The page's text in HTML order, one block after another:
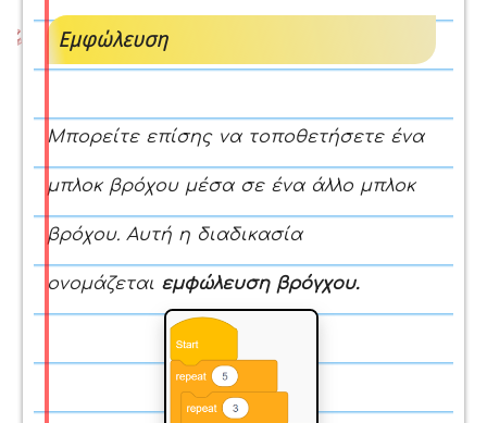
Εμφώλευση
Μπορείτε επίσης να τοποθετήσετε ένα
μπλοκ βρόχου μέσα σε ένα άλλο μπλοκ
βρόχου. Αυτή η διαδικασία
ονομάζεται εμφώλευση βρόγχου.